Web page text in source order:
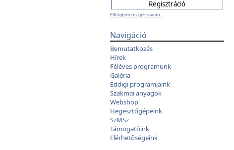
Elfelejtettem a jelszavam...
Navigáció
Bemutatkozás
Hírek
Féléves programunk
Galéria
Eddigi programjaink
Szakmai anyagok
Webshop
Hegesztőgépeink
SzMSz
Támogatóink
Elérhetőségeink